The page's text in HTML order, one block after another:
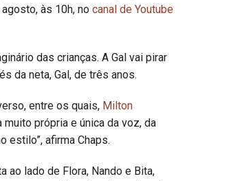
às 10h, no canal de Youtube
das crianças. A Gal vai pirar
da neta, Gal, de três anos.
entre os quais, Milton
muito própria e única da voz, da
estilo”, afirma Chaps.
ao lado de Flora, Nando e Bita,